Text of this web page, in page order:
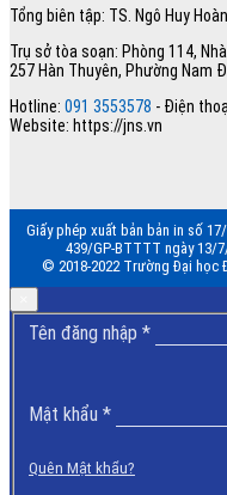
Tổng biên tập: TS. Ngô Huy
Trụ sở tòa soạn: Phòng 114,
257 Hàn Thuyên, Phường Nam
Hotline: 091 3553578 - Điện
Website: https://jns.vn
Giấy phép xuất bản bản in số
439/GP-BTTTT ngày 13/
© 2018-2022 Trường Đại học
Tên đăng nhập *
Mật khẩu *
Quên Mật khẩu?